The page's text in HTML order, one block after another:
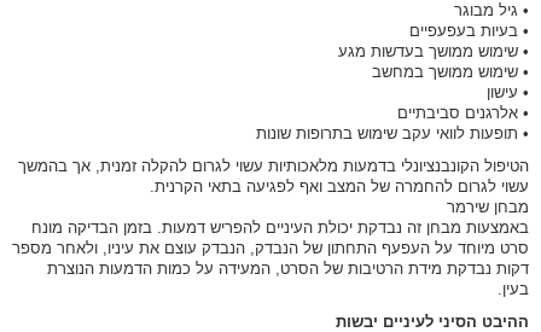
• גיל מבוגר
• בעיות בעפעפיים
• שימוש ממושך בעדשות מגע
• שימוש ממושך במחשב
• עישון
• אלרגנים סביבתיים
• תופעות לוואי עקב שימוש בתרופות שונות
הטיפול הקונבנציונלי בדמעות מלאכותיות עשוי לגרום להקלה זמנית, אך בהמשך
עשוי לגרום להחמרה של המצב ואף לפגיעה בתאי הקרנית.
מבחן שירמר
באמצעות מבחן זה נבדקת יכולת העיניים להפריש דמעות. בזמן הבדיקה מונח
סרט מיוחד על העפעף התחתון של הנבדק, הנבדק עוצם את עיניו, ולאחר מספר
דקות נבדקת מידת הרטיבות של הסרט, המעידה על כמות הדמעות הנוצרת
בעין.
ההיבט הסיני לעיניים יבשות